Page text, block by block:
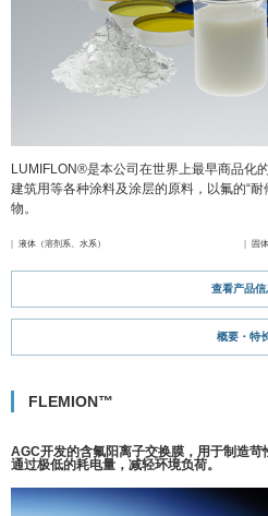
LUMIFLON®是本公司在世界上最早商品化
建筑用等各种涂料及涂层的原料，以氟的“
物。
液体（溶剂系、水系） 固
查看产品信
概要・特
FLEMION™
AGC开发的含氟阳离子交换膜，用于制造苛
通过极低的耗电量，减轻环境负荷。